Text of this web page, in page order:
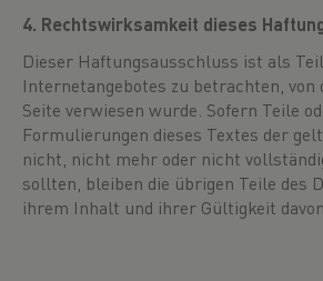
4. Rechtswirksamkeit dieses
Dieser Haftungsausschluss ist als
Internetangebotes zu betrachten, von
Seite verwiesen wurde. Sofern Teile
Formulierungen dieses Textes der
nicht, nicht mehr oder nicht
sollten, bleiben die übrigen Teile des
ihrem Inhalt und ihrer Gültigkeit